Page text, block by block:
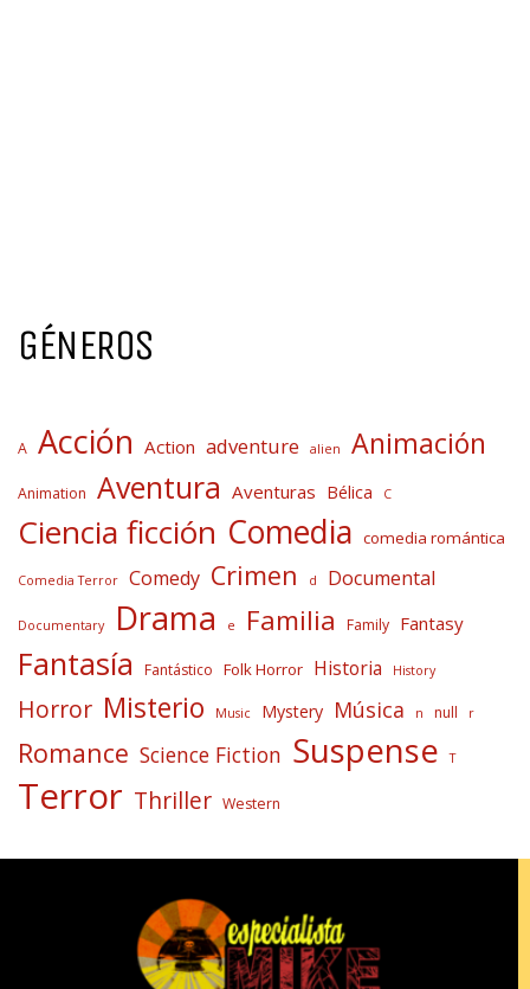
GÉNEROS
A Acción Action adventure alien Animación
Animation Aventura Aventuras Bélica C
Ciencia ficción Comedia comedia romántica
Comedia Terror Comedy Crimen d Documental
Documentary Drama e Familia Family Fantasy
Fantasía Fantástico Folk Horror Historia History
Horror Misterio Music Mystery Música n null r
Romance Science Fiction Suspense T
Terror Thriller Western